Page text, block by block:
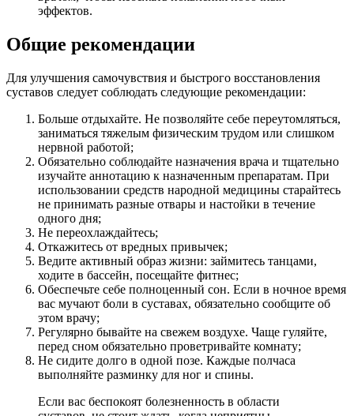
эффектов.
Общие рекомендации
Для улучшения самочувствия и быстрого восстановления
суставов следует соблюдать следующие рекомендации:
Больше отдыхайте. Не позволяйте себе переутомляться,
заниматься тяжелым физическим трудом или слишком
нервной работой;
Обязательно соблюдайте назначения врача и тщательно
изучайте аннотацию к назначенным препаратам. При
использовании средств народной медицины старайтесь
не принимать разные отвары и настойки в течение
одного дня;
Не переохлаждайтесь;
Откажитесь от вредных привычек;
Ведите активный образ жизни: займитесь танцами,
ходите в бассейн, посещайте фитнес;
Обеспечьте себе полноценный сон. Если в ночное время
вас мучают боли в суставах, обязательно сообщите об
этом врачу;
Регулярно бывайте на свежем воздухе. Чаще гуляйте,
перед сном обязательно проветривайте комнату;
Не сидите долго в одной позе. Каждые полчаса
выполняйте разминку для ног и спины.
Если вас беспокоят болезненность в области